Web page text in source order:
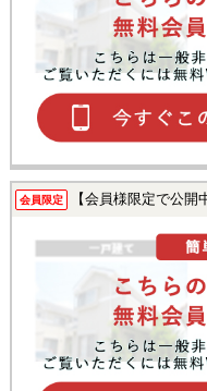
会員限定 【会員様限定で公開